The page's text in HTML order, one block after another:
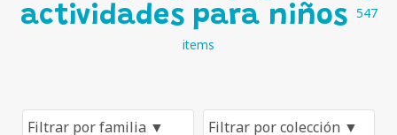
actividades para niños 547
items